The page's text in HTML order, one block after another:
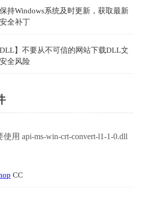
持Windows系统及时更新，获取最新
全补丁
DLL】不要从不可信的网站下载DLL文
全风险
用 api-ms-win-crt-convert-l1-1-0.dll
CC